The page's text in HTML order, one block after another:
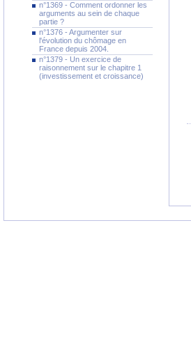
n°1369 - Comment ordonner les
arguments au sein de chaque
partie ?
n°1376 - Argumenter sur
l'évolution du chômage en
France depuis 2004.
n°1379 - Un exercice de
raisonnement sur le chapitre 1
(investissement et croissance)